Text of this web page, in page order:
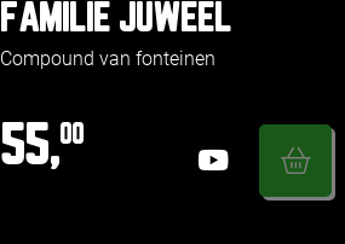
FAMILIE JUWEEL
Compound van fonteinen
55,00